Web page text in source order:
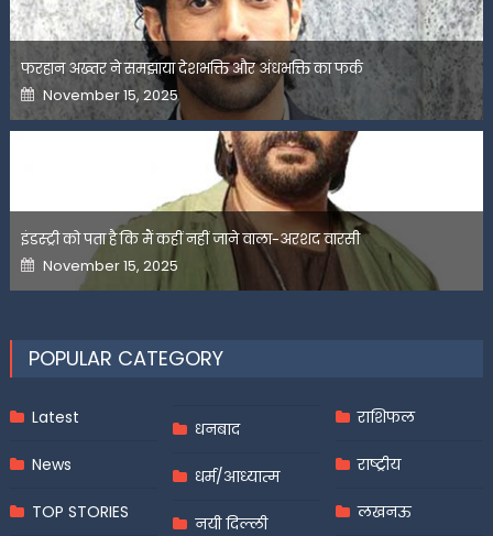
फरहान अख्तर ने समझाया देशभक्ति और अंधभक्ति का फर्क
Posted
on
November 15, 2025
इंडस्ट्री को पता है कि मैं कहीं नहीं जाने वाला-अरशद वारसी
Posted
on
November 15, 2025
POPULAR CATEGORY
Latest
News
TOP STORIES
धनबाद
धर्म/आध्यात्म
नयी दिल्ली
राशिफल
राष्ट्रीय
लखनऊ